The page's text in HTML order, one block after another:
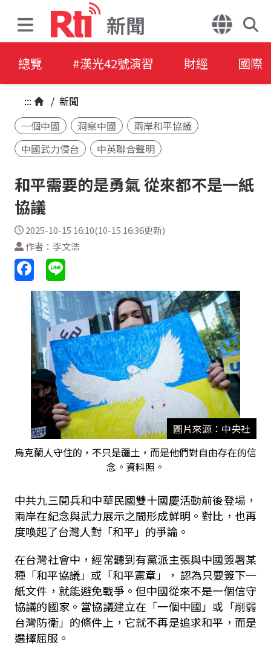
新聞
總覽 #漢光42號演習 財經 國際
::: / 新聞
一個中國
洞察中國
兩岸和平協議
中國武力侵台
中英聯合聲明
和平需要的是勇氣 從來都不是一紙
協議
2025-10-15 16:10(10-15 16:36更新)
作者：李文浩
圖片來源：中央社
烏克蘭人守住的，不只是疆土，而是他們對自由存在的信
念。資料照。
中共九三閱兵和中華民國雙十國慶活動前後登場，
兩岸在紀念與武力展示之間形成鮮明。對比，也再
度喚起了台灣人對「和平」的爭論。
在台灣社會中，經常聽到有黨派主張與中國簽署某
種「和平協議」或「和平憲章」， 認為只要簽下一
紙文件，就能避免戰爭。但中國從來不是一個信守
協議的國家。當協議建立在「一個中國」或「削弱
台灣防衛」的條件上，它就不再是追求和平，而是
選擇屈服。